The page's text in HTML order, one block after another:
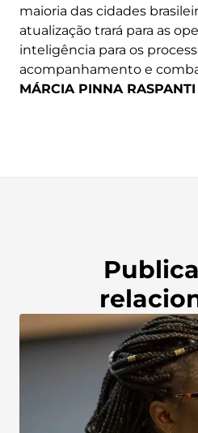
maioria das cidades
atualização trará para as
inteligência para os
acompanhamento e
MÁRCIA PINNA RASPANTI